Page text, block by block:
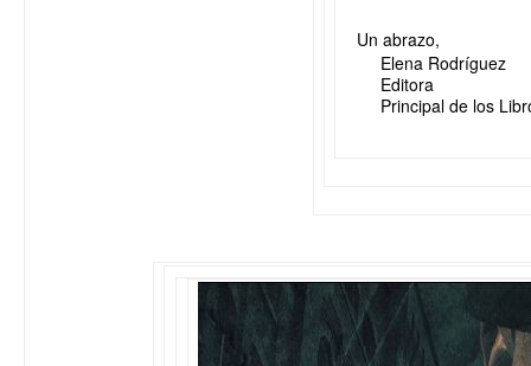
Un abrazo,
Elena Rodríguez
Editora
Principal de los